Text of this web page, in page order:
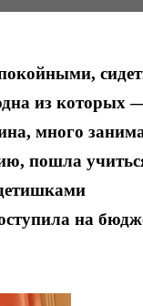
из которых
много
пошла
на